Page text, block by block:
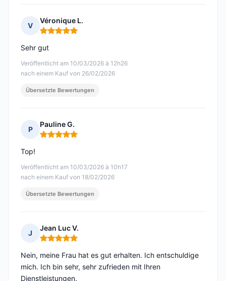
V
Véronique L.
Hinweis: 5 von 5
Veröffentlicht am 10/03/2026 à 12h26
nach einem Kauf von 26/02/2026
Sehr gut
Übersetzte Bewertungen
P
Pauline G.
Hinweis: 5 von 5
Veröffentlicht am 10/03/2026 à 10h17
nach einem Kauf von 18/02/2026
Top!
Übersetzte Bewertungen
J
Jean Luc V.
Hinweis: 5 von 5
Nein, meine Frau hat es gut erhalten. Ich entschuldige
mich. Ich bin sehr, sehr zufrieden mit Ihren
Dienstleistungen.